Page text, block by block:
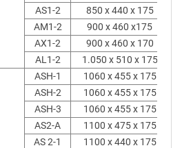
AS1-2
850 x 440 x 175
AM1-2
900 x 460 x175
AX1-2
900 x 460 x 170
AL1-2
1.050 x 510 x 175
ASH-1
1060 x 455 x 175
ASH-2
1060 x 455 x 175
ASH-3
1060 x 455 x 175
AS2-A
1100 x 475 x 175
AS 2-1
1100 x 440 x 175